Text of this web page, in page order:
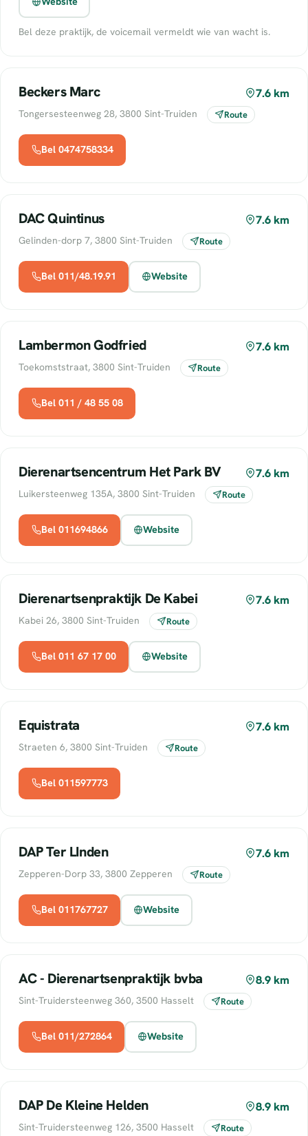
Bel deze praktijk, de voicemail vermeldt wie van wacht is.
Beckers Marc 7.6 km
Tongersesteenweg 28, 3800 Sint-Truiden Route
Bel 0474758334
DAC Quintinus 7.6 km
Gelinden-dorp 7, 3800 Sint-Truiden Route
Bel 011/48.19.91 Website
Lambermon Godfried 7.6 km
Toekomststraat, 3800 Sint-Truiden Route
Bel 011 / 48 55 08
Dierenartsencentrum Het Park BV 7.6 km
Luikersteenweg 135A, 3800 Sint-Truiden Route
Bel 011694866 Website
Dierenartsenpraktijk De Kabei 7.6 km
Kabei 26, 3800 Sint-Truiden Route
Bel 011 67 17 00 Website
Equistrata 7.6 km
Straeten 6, 3800 Sint-Truiden Route
Bel 011597773
DAP Ter LInden 7.6 km
Zepperen-Dorp 33, 3800 Zepperen Route
Bel 011767727 Website
AC - Dierenartsenpraktijk bvba 8.9 km
Sint-Truidersteenweg 360, 3500 Hasselt Route
Bel 011/272864 Website
DAP De Kleine Helden 8.9 km
Sint-Truidersteenweg 126, 3500 Hasselt Route